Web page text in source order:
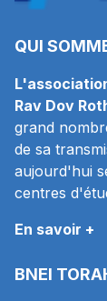
QUI
Rav Dov
grand
de sa
aujourd'hui
centres
En savoir +
BNEI